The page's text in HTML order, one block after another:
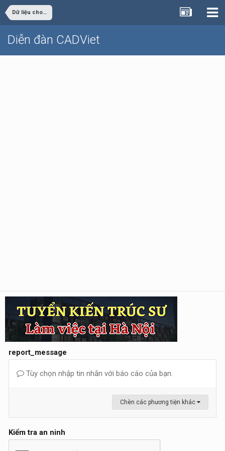
Dữ liệu cho sinh viên đồ án
Diễn đàn CADViet
report_message
Tùy chọn nhập tin nhắn với báo cáo của bạn.
Chèn các phương tiện khác
Kiểm tra an ninh